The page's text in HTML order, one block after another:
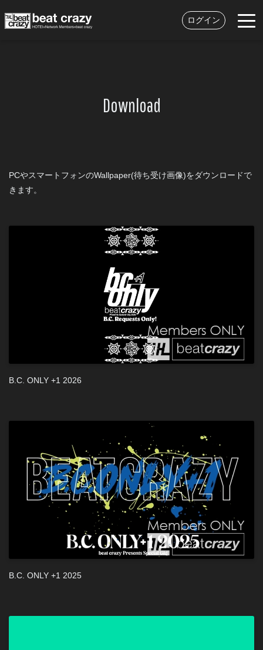
ログイン
Download
PCやスマートフォンのWallpaper(待ち受け画像)をダウンロードで
きます。
B.C. ONLY +1 2026
B.C. ONLY +1 2025